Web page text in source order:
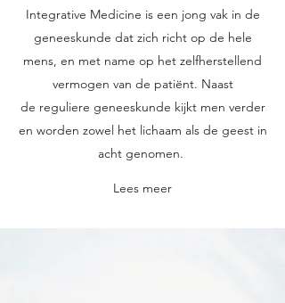
Integrative Medicine is een jong vak in de
geneeskunde dat zich richt op de hele
mens, en met name op het zelfherstellend
vermogen van de patiënt. Naast
de reguliere geneeskunde kijkt men verder
en worden zowel het lichaam als de geest in
acht genomen.
Lees meer